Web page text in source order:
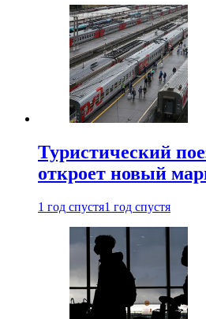
Туристический
откроет новый
1 год спустя1 год спустя